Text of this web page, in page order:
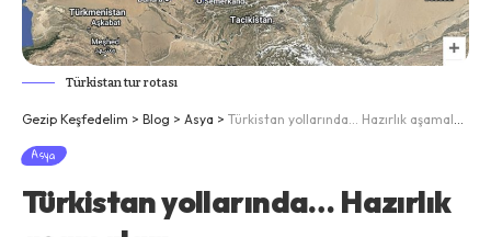
Türkistan tur rotası
Gezip Keşfedelim > Blog > Asya > Türkistan yollarında… Hazırlık aşamaları
Asya
Türkistan yollarında… Hazırlık